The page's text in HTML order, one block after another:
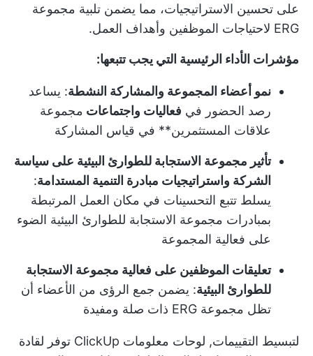
على تحسين الاستراتيجيات، مما يضمن تلبية مجموعة
ERG لاحتياجات الموظفين وأهداف العمل.
مؤشرات الأداء الرئيسية التي يجب تتبعها:
نمو أعضاء المجموعة والمشاركة النشطة: يساعد
رصد الحضور في فعاليات واجتماعات مجموعة
علاقات المستثمرين** في قياس المشاركة
تأثير مجموعة الاستجابة للطوارئ البيئية على سياسة
الشركة واستراتيجيات مبادرة التنمية المستدامة:
يسلط تتبع التحسينات في مكان العمل المرتبطة
بمبادرات مجموعة الاستجابة للطوارئ البيئية الضوء
على فعالية المجموعة
تعليقات الموظفين على فعالية مجموعة الاستجابة
للطوارئ البيئية: يضمن جمع الرؤى من الأعضاء أن
تظل مجموعة ERG ذات صلة ومفيدة
لتبسيط التقييمات, لوحات معلومات ClickUp
توفر لقادة